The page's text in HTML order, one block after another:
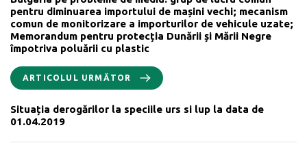
pentru diminuarea importului de mașini vechi; mecanism
comun de monitorizare a importurilor de vehicule uzate;
Memorandum pentru protecția Dunării și Mării Negre
împotriva poluării cu plastic
ARTICOLUL URMĂTOR
Situația derogărilor la speciile urs si lup la data de
01.04.2019